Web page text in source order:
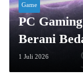
Game
PC
Berani
1 Juli 2026